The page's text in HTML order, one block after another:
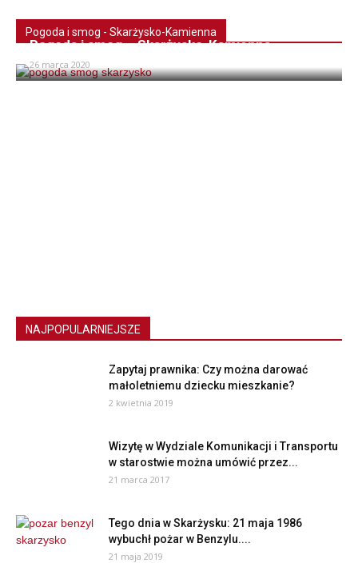
Pogoda i smog - Skarżysko-Kamienna
Pogoda i smog – Skarżysko-Kamienna
26 marca 2020
NAJPOPULARNIEJSZE
Zapytaj prawnika: Czy można darować
małoletniemu dziecku mieszkanie?
2 kwietnia 2019
Wizytę w Wydziale Komunikacji i Transportu
w starostwie można umówić przez...
21 marca 2017
Tego dnia w Skarżysku: 21 maja 1986
wybuchł pożar w Benzylu....
21 maja 2019